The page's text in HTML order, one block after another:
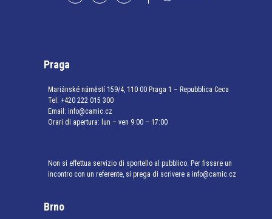
Praga
Mariánské náměstí 159/4, 110 00 Praga 1 – Repubblica Ceca
Tel: +420 222 015 300
Email: info@camic.cz
Orari di apertura: lun – ven 9:00 – 17:00
Non si effettua servizio di sportello al pubblico. Per fissare un
incontro con un referente, si prega di scrivere a info@camic.cz
Brno